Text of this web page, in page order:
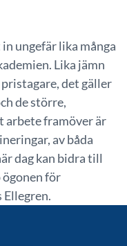
ungefär lika många
Lika jämn
det gäller
de större,
framöver är
av båda
dag kan bidra till
för